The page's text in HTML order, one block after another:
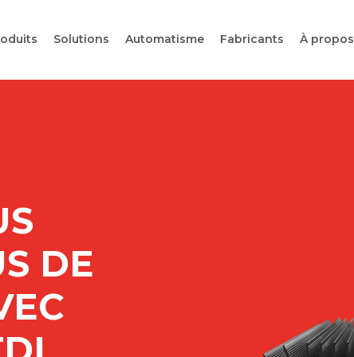
Solutions Automatisme Fabricants À propos
DE